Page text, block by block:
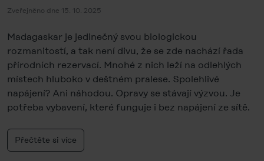
Zveřejněno dne 15. 10. 2025
Madagaskar je jedinečný svou biologickou
rozmanitostí, a tak není divu, že se zde nachází řada
přírodních rezervací. Mnohé z nich leží na odlehlých
místech hluboko v deštném pralese. Spolehlivé
napájení? Ani náhodou. Opravy se stávají výzvou. Je
potřeba vybavení, které funguje i bez napájení ze sítě.
Přečtěte si více